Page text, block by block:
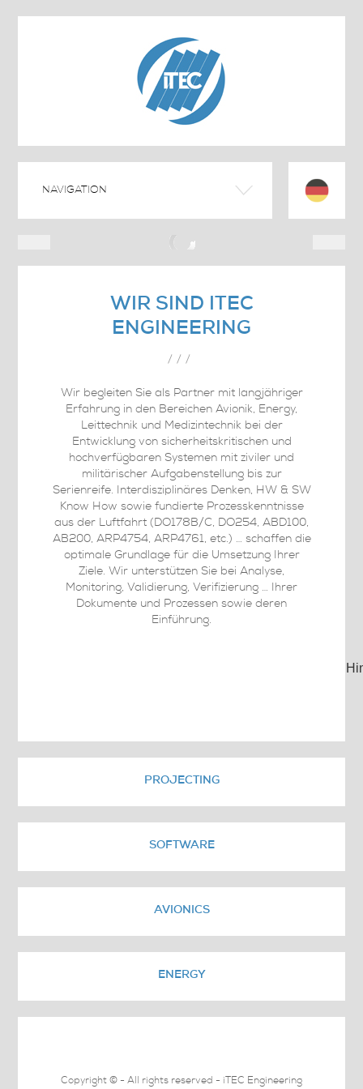
WIR SIND ITEC
ENGINEERING
///
Wir begleiten Sie als Partner mit langjähriger
Erfahrung in den Bereichen Avionik, Energy,
Leittechnik und Medizintechnik bei der
Entwicklung von sicherheitskritischen und
hochverfügbaren Systemen mit ziviler und
militärischer Aufgabenstellung bis zur
Serienreife. Interdisziplinäres Denken, HW & SW
Know How sowie fundierte Prozesskenntnisse
aus der Luftfahrt (DO178B/C, DO254, ABD100,
AB200, ARP4754, ARP4761, etc.) … schaffen die
optimale Grundlage für die Umsetzung Ihrer
Ziele. Wir unterstützen Sie bei Analyse,
Monitoring, Validierung, Verifizierung … Ihrer
Dokumente und Prozessen sowie deren
Einführung.
PROJECTING
SOFTWARE
AVIONICS
ENERGY
Copyright © - All rights reserved - iTEC Engineering